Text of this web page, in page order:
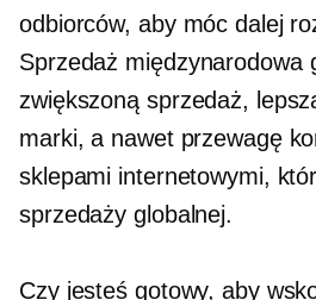
odbiorców, aby móc dalej
Sprzedaż międzynarodowa
zwiększoną sprzedaż,
marki, a nawet przewagę
sklepami internetowymi,
sprzedaży globalnej.
Czy jesteś gotowy, aby